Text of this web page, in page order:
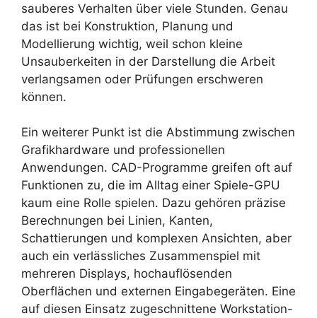
sauberes Verhalten über viele Stunden. Genau
das ist bei Konstruktion, Planung und
Modellierung wichtig, weil schon kleine
Unsauberkeiten in der Darstellung die Arbeit
verlangsamen oder Prüfungen erschweren
können.
Ein weiterer Punkt ist die Abstimmung zwischen
Grafikhardware und professionellen
Anwendungen. CAD-Programme greifen oft auf
Funktionen zu, die im Alltag einer Spiele-GPU
kaum eine Rolle spielen. Dazu gehören präzise
Berechnungen bei Linien, Kanten,
Schattierungen und komplexen Ansichten, aber
auch ein verlässliches Zusammenspiel mit
mehreren Displays, hochauflösenden
Oberflächen und externen Eingabegeräten. Eine
auf diesen Einsatz zugeschnittene Workstation-